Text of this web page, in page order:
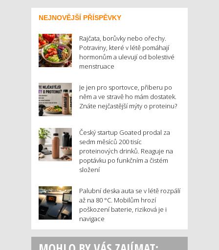
NEJNOVĚJŠÍ PŘÍSPĚVKY
Rajčata, borůvky nebo ořechy.
Potraviny, které v létě pomáhají
hormonům a ulevují od bolestivé
menstruace
Je jen pro sportovce, přiberu po
něm a ve stravě ho mám dostatek.
Znáte nejčastější mýty o proteinu?
Český startup Goated prodal za
sedm měsíců 200 tisíc
proteinových drinků. Reaguje na
poptávku po funkčním a čistém
složení
Palubní deska auta se v létě rozpálí
až na 80 °C. Mobilům hrozí
poškození baterie, riziková je i
navigace